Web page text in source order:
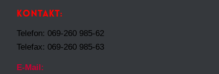
KONTAKT:
Telefon: 069-260 985-62
Telefax: 069-260 985-63
E-Mail: